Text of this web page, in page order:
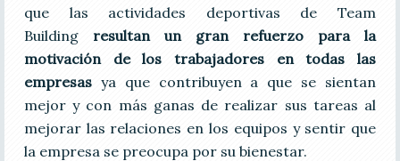
que las actividades deportivas de Team
Building resultan un gran refuerzo para la
motivación de los trabajadores en todas las
empresasya que contribuyen a que se sientan
mejor y con más ganas de realizar sus tareas al
mejorar las relaciones en los equipos y sentir que
la empresa se preocupa por su bienestar.